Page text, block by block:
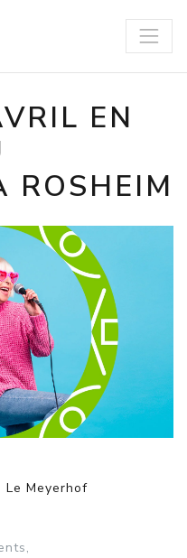
EN
ROSHEIM
Le Meyerhof